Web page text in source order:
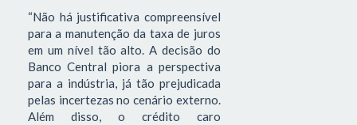
“Não há justificativa compreensível
para a manutenção da taxa de juros
em um nível tão alto. A decisão do
Banco Central piora a perspectiva
para a indústria, já tão prejudicada
pelas incertezas no cenário externo.
Além disso, o crédito caro